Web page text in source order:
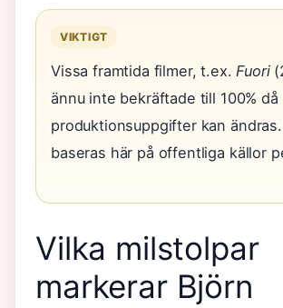
VIKTIGT
Vissa framtida filmer, t.ex.Fuori
ännu inte bekräftade till 100% då
produktionsuppgifter kan
baseras här på offentliga källor
Vilka milstolpar
markerar Björn